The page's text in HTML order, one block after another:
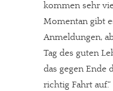
kommen sehr
Momentan gibt
Anmeldungen,
Tag des guten
das gegen Ende
richtig Fahrt